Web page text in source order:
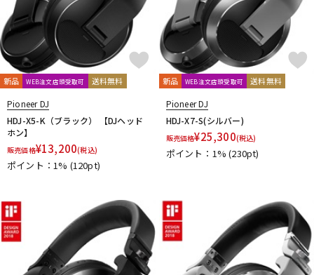
新品 WEB注文店頭受取可 送料無料
Pioneer DJ
HDJ-X5-K（ブラック） 【DJヘッド
ホン】
販売価格¥13,200(税込)
ポイント：1% (120pt)
新品 WEB注文店頭受取可 送料無料
Pioneer DJ
HDJ-X7-S(シルバー)
販売価格¥25,300(税込)
ポイント：1%(230pt)